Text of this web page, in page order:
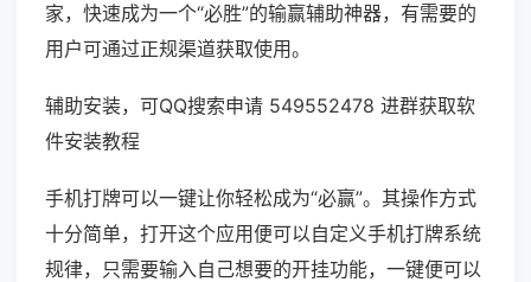
家，快速成为一个“必胜”的输赢辅助神器，有需要的
用户可通过正规渠道获取使用。
辅助安装，可QQ搜索申请 549552478 进群获取软
件安装教程
手机打牌可以一键让你轻松成为“必赢”。其操作方式
十分简单，打开这个应用便可以自定义手机打牌系统
规律，只需要输入自己想要的开挂功能，一键便可以